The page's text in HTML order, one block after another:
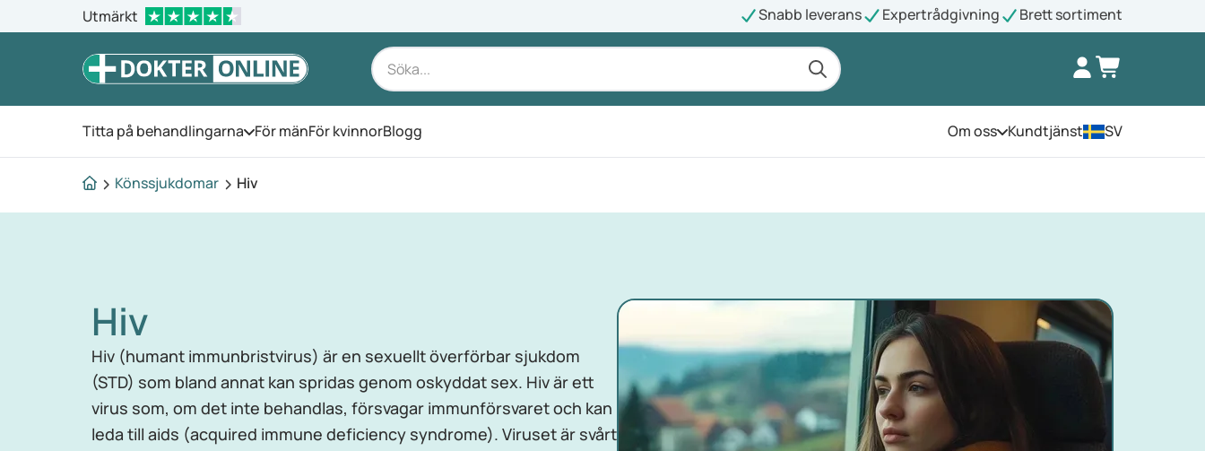
Utmärkt Snabb leverans Expertrådgivning Brett sortiment
Titta på behandlingarna Öppna menyn
För mänFör kvinnorBlogg Om ossÖppna menyn
Kundtjänst SV
Könssjukdomar Hiv
Hiv
Hiv (humant immunbristvirus) är en sexuellt överförbar sjukdom
(STD) som bland annat kan spridas genom oskyddat sex. Hiv är ett
virus som, om det inte behandlas, försvagar immunförsvaret och kan
leda till aids (acquired immune deficiency syndrome). Viruset är svårt